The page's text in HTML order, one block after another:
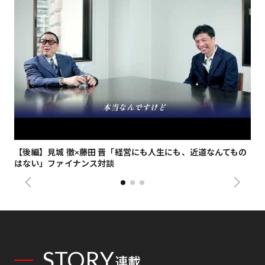
【後編】見城 徹×藤田 晋「経営にも人生にも、近道なんてもの
はない」ファイナンス対談